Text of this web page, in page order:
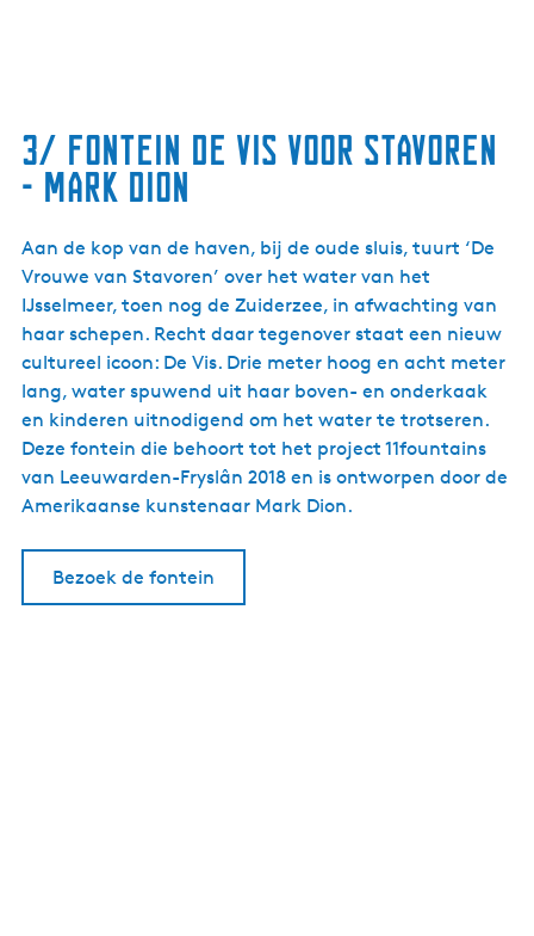
3/ Fontein De Vis voor Stavoren
- Mark Dion
Aan de kop van de haven, bij de oude sluis, tuurt ‘De
Vrouwe van Stavoren’ over het water van het
IJsselmeer, toen nog de Zuiderzee, in afwachting van
haar schepen. Recht daar tegenover staat een nieuw
cultureel icoon: De Vis. Drie meter hoog en acht meter
lang, water spuwend uit haar boven- en onderkaak
en kinderen uitnodigend om het water te trotseren.
Deze fontein die behoort tot het project 11fountains
van Leeuwarden-Fryslân 2018 en is ontworpen door de
Amerikaanse kunstenaar Mark Dion.
Bezoek de fontein